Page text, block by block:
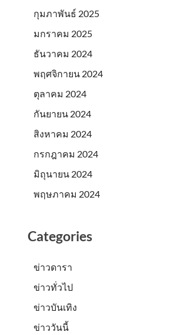
กุมภาพันธ์ 2025
มกราคม 2025
ธันวาคม 2024
พฤศจิกายน 2024
ตุลาคม 2024
กันยายน 2024
สิงหาคม 2024
กรกฎาคม 2024
มิถุนายน 2024
พฤษภาคม 2024
Categories
ข่าวดารา
ข่าวทั่วไป
ข่าวบันเทิง
ข่าววันนี้